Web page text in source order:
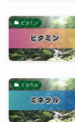
ビタミン
ミネラル